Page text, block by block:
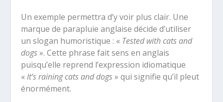
Un exemple permettra d’y voir plus clair. Une
marque de parapluie anglaise décide d’utiliser
un slogan humoristique : « Tested with cats and
dogs». Cette phrase fait sens en anglais
puisqu’elle reprend l’expression idiomatique
«It’s raining cats and dogs» qui signifie qu’il pleut
énormément.